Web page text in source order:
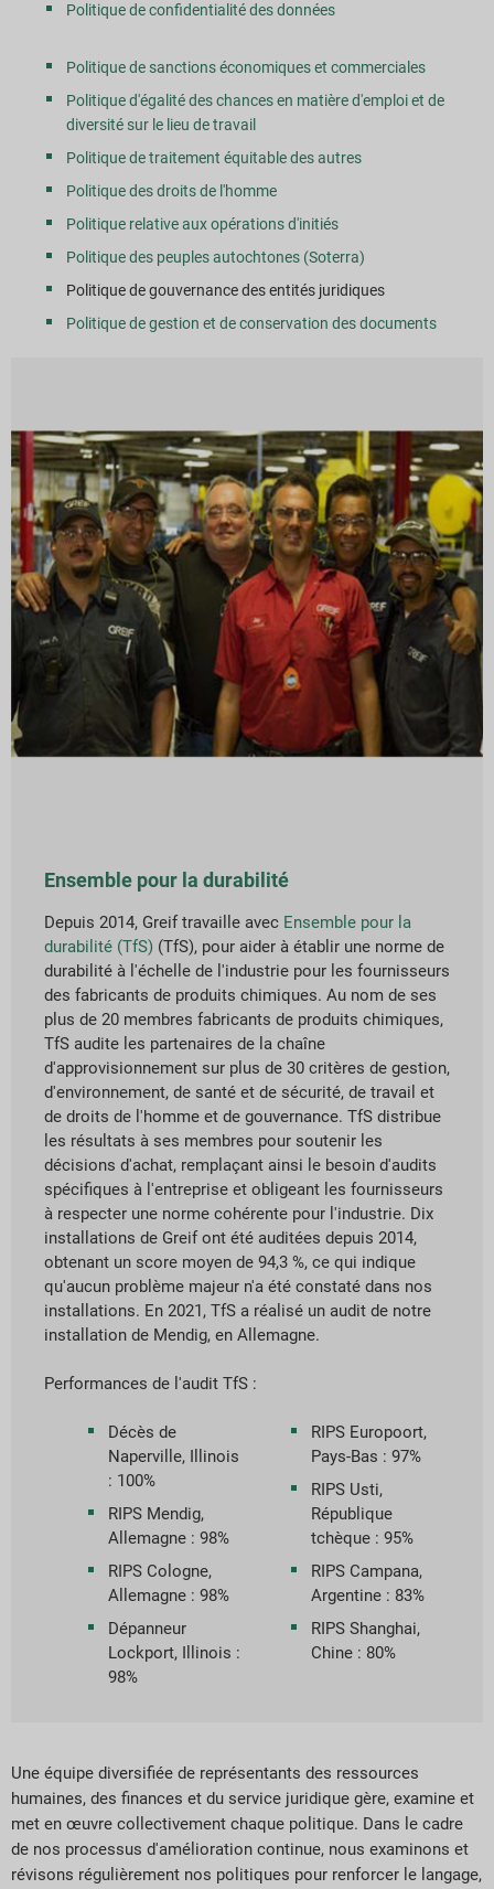
Politique de confidentialité des données
Politique de sanctions économiques et commerciales
Politique d'égalité des chances en matière d'emploi et de
diversité sur le lieu de travail
Politique de traitement équitable des autres
Politique des droits de l'homme
Politique relative aux opérations d'initiés
Politique des peuples autochtones (Soterra)
Politique de gouvernance des entités juridiques
Politique de gestion et de conservation des documents
Ensemble pour la durabilité
Depuis 2014, Greif travaille avec Ensemble pour la
durabilité (TfS) (TfS), pour aider à établir une norme de
durabilité à l'échelle de l'industrie pour les fournisseurs
des fabricants de produits chimiques. Au nom de ses
plus de 20 membres fabricants de produits chimiques,
TfS audite les partenaires de la chaîne
d'approvisionnement sur plus de 30 critères de gestion,
d'environnement, de santé et de sécurité, de travail et
de droits de l'homme et de gouvernance. TfS distribue
les résultats à ses membres pour soutenir les
décisions d'achat, remplaçant ainsi le besoin d'audits
spécifiques à l'entreprise et obligeant les fournisseurs
à respecter une norme cohérente pour l'industrie. Dix
installations de Greif ont été auditées depuis 2014,
obtenant un score moyen de 94,3 %, ce qui indique
qu'aucun problème majeur n'a été constaté dans nos
installations. En 2021, TfS a réalisé un audit de notre
installation de Mendig, en Allemagne.
Performances de l'audit TfS :
Décès de
Naperville, Illinois
: 100%
RIPS Mendig,
Allemagne : 98%
RIPS Cologne,
Allemagne : 98%
Dépanneur
Lockport, Illinois :
98%
RIPS Europoort,
Pays-Bas : 97%
RIPS Usti,
République
tchèque : 95%
RIPS Campana,
Argentine : 83%
RIPS Shanghai,
Chine : 80%
Une équipe diversifiée de représentants des ressources
humaines, des finances et du service juridique gère, examine et
met en œuvre collectivement chaque politique. Dans le cadre
de nos processus d'amélioration continue, nous examinons et
révisons régulièrement nos politiques pour renforcer le langage,